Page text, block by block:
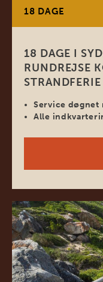
18 DAGE
18 DAGE I
RUNDREJSE
STRANDFERIE
Service
Alle